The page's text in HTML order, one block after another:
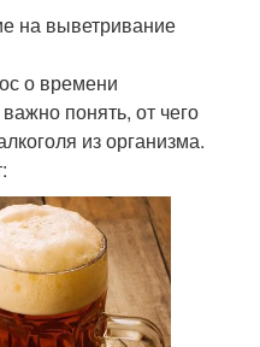
на выветривание
о времени
понять, от чего
из организма.